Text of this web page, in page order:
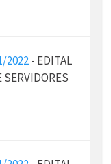
2022- EDITAL
SERVIDORES